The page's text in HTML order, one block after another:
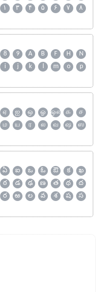
۱ ۳ ۴ ۵ ۶ ۷
۸
8 9 A B F H
N
i j k l m o
p
ஏ ஐ ஒ ஓ ஔ க
ச
ம ய ர ல வ ஷ
ஸ
ఏ ఐ ఒ ఓ ఔ క
ఖ
ఠ డ ఢ ణ త థ
ద
ర ఱ ల వ శ ష
స